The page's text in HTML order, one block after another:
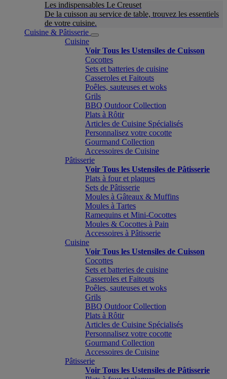
Les indispensables Le Creuset
De la cuisson au service de table, trouvez les essentiels
de votre cuisine.
Cuisine & Pâtisserie
Cuisine
Voir Tous les Ustensiles de Cuisson
Cocottes
Sets et batteries de cuisine
Casseroles et Faitouts
Poêles, sauteuses et woks
Grils
BBQ Outdoor Collection
Plats à Rôtir
Articles de Cuisine Spécialisés
Personnalisez votre cocotte
Gourmand Collection
Accessoires de Cuisine
Pâtisserie
Voir Tous les Ustensiles de Pâtisserie
Plats à four et plaques
Sets de Pâtisserie
Moules à Gâteaux & Muffins
Moules à Tartes
Ramequins et Mini-Cocottes
Moules & Cocottes à Pain
Accessoires à Pâtisserie
Cuisine
Voir Tous les Ustensiles de Cuisson
Cocottes
Sets et batteries de cuisine
Casseroles et Faitouts
Poêles, sauteuses et woks
Grils
BBQ Outdoor Collection
Plats à Rôtir
Articles de Cuisine Spécialisés
Personnalisez votre cocotte
Gourmand Collection
Accessoires de Cuisine
Pâtisserie
Voir Tous les Ustensiles de Pâtisserie